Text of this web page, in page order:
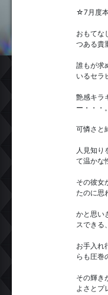
☆7月度
おもてな
つある貴
誰もが求
いるセラ
艶感キラ
ー・・・。
可憐さと
人見知り
て温かな
その彼女
たのに思
かと思い
スできる
お手入れ
らも圧巻
その輝き
よさとプ